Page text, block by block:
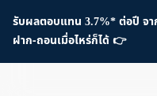
รับผลตอบแทน 3.7%* ต่อปี จา
ฝาก-ถอนเมื่อไหร่ก็ได้ 👉